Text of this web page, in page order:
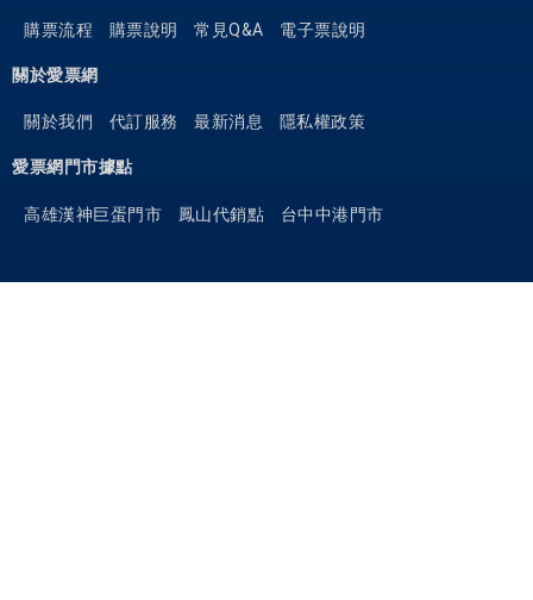
購票流程 購票說明 常見Q&A 電子票說明
關於愛票網
關於我們 代訂服務 最新消息 隱私權政策
愛票網門市據點
高雄漢神巨蛋門市 鳳山代銷點 台中中港門市